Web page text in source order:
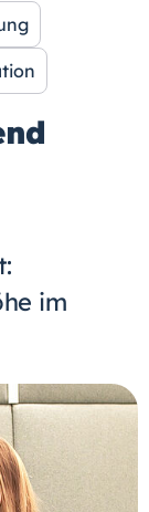
im